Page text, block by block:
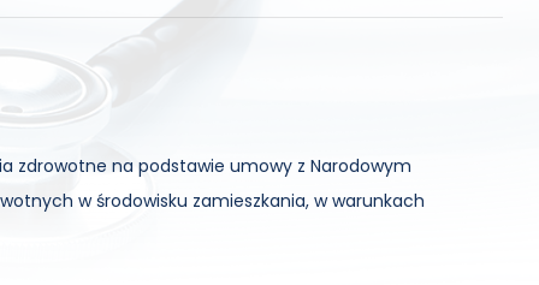
zdrowotne na podstawie umowy z Narodowym
w środowisku zamieszkania, w warunkach